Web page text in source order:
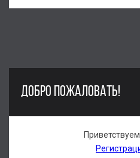
ДОБРО ПОЖАЛОВАТЬ!